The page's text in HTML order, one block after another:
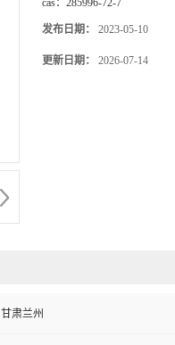
cas： 285996-72-7
发布日期： 2023-05-10
更新日期： 2026-07-14
甘肃兰州